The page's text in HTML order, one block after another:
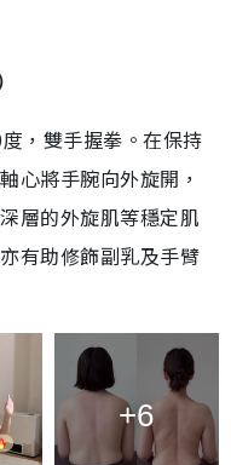
，雙手握拳。在保持
心將手腕向外旋開，
層的外旋肌等穩定肌
有助修飾副乳及手臂
+6